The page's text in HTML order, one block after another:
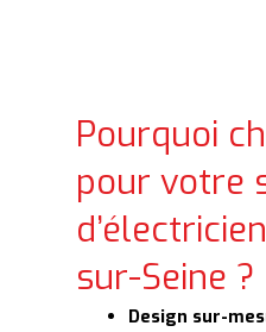
Pourquoi
pour votre
sur-Seine ?
Design sur-